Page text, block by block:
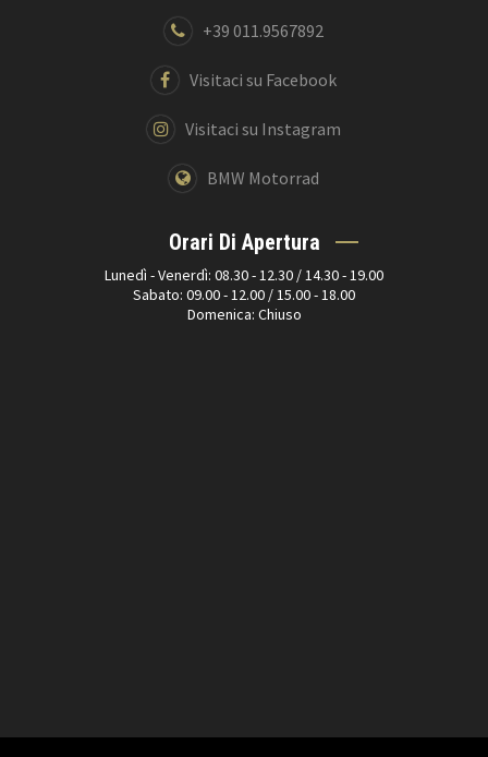
+39 011.9567892
Visitaci su Facebook
Visitaci su Instagram
BMW Motorrad
Orari Di Apertura
Lunedì - Venerdì: 08.30 - 12.30 / 14.30 - 19.00
Sabato: 09.00 - 12.00 / 15.00 - 18.00
Domenica: Chiuso